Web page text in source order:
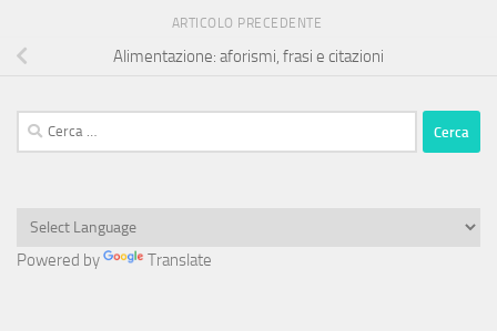
ARTICOLO PRECEDENTE
Alimentazione: aforismi, frasi e citazioni
Ricerca
per:
Powered by Translate